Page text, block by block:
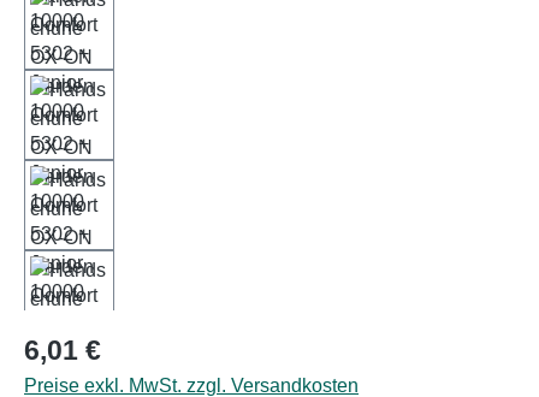
Regulärer Preis:
6,01 €
Preise exkl. MwSt. zzgl. Versandkosten